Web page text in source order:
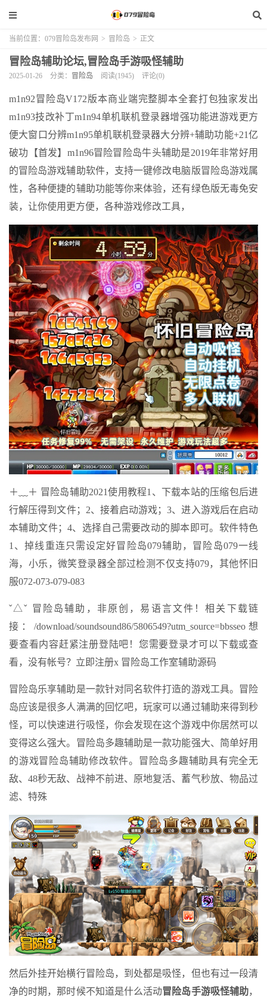
当前位置： 079冒险岛发布网 > 冒险岛 > 正文
冒险岛辅助论坛,冒险岛手游吸怪辅助
2025-01-26 分类： 冒险岛 阅读(1945) 评论(0)
m1n92冒险岛V172版本商业端完整脚本全套打包独家发出
m1n93技改补丁m1n94单机联机登录器增强功能进游戏更方
便大窗口分辨m1n95单机联机登录器大分辨+辅助功能+21亿
破功【首发】m1n96冒险冒险岛牛头辅助是2019年非常好用
的冒险岛游戏辅助软件，支持一键修改电脑版冒险岛游戏属
性，各种便捷的辅助功能等你来体验，还有绿色版无毒免安
装，让你使用更方便，各种游戏修改工具，
＋﹏＋ 冒险岛辅助2021使用教程1、下载本站的压缩包后进
行解压得到文件；2、接着启动游戏；3、进入游戏后在启动
本辅助文件；4、选择自己需要改动的脚本即可。软件特色
1、掉线重连只需设定好冒险岛079辅助，冒险岛079一线
海，小乐，微笑登录器全部过检测不仅支持079，其他怀旧
服072-073-079-083
ˇ△ˇ 冒险岛辅助，非原创，易语言文件！相关下载链
接：/download/soundsound86/5806549?utm_source=bbsseo想
要查看内容赶紧注册登陆吧！您需要登录才可以下载或查
看，没有帐号？立即注册x 冒险岛工作室辅助源码
冒险岛乐享辅助是一款针对同名软件打造的游戏工具。冒险
岛应该是很多人满满的回忆吧，玩家可以通过辅助来得到秒
怪，可以快速进行吸怪，你会发现在这个游戏中你居然可以
变得这么强大。冒险岛多趣辅助是一款功能强大、简单好用
的游戏冒险岛辅助修改软件。冒险岛多趣辅助具有完全无
敌、48秒无敌、战神不前进、原地复活、蓄气秒放、物品过
滤、特殊
然后外挂开始横行冒险岛，到处都是吸怪，但也有过一段清
净的时期，那时候不知道是什么活动冒险岛手游吸怪辅助，